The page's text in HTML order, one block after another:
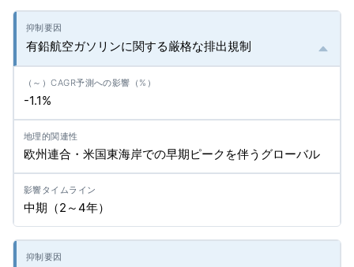
有鉛航空ガソリンに関する厳格な排出規制
-1.1%
欧州連合・米国東海岸での早期ピークを伴うグローバル
中期（2～4年）